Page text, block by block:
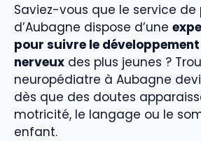
Saviez-vous que le service
d’Aubagne dispose d’une
pour suivre le
nerveux des plus jeunes ?
neuropédiatre à Aubagne
dès que des doutes
motricité, le langage ou le
enfant.